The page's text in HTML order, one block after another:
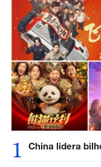
1 China lidera